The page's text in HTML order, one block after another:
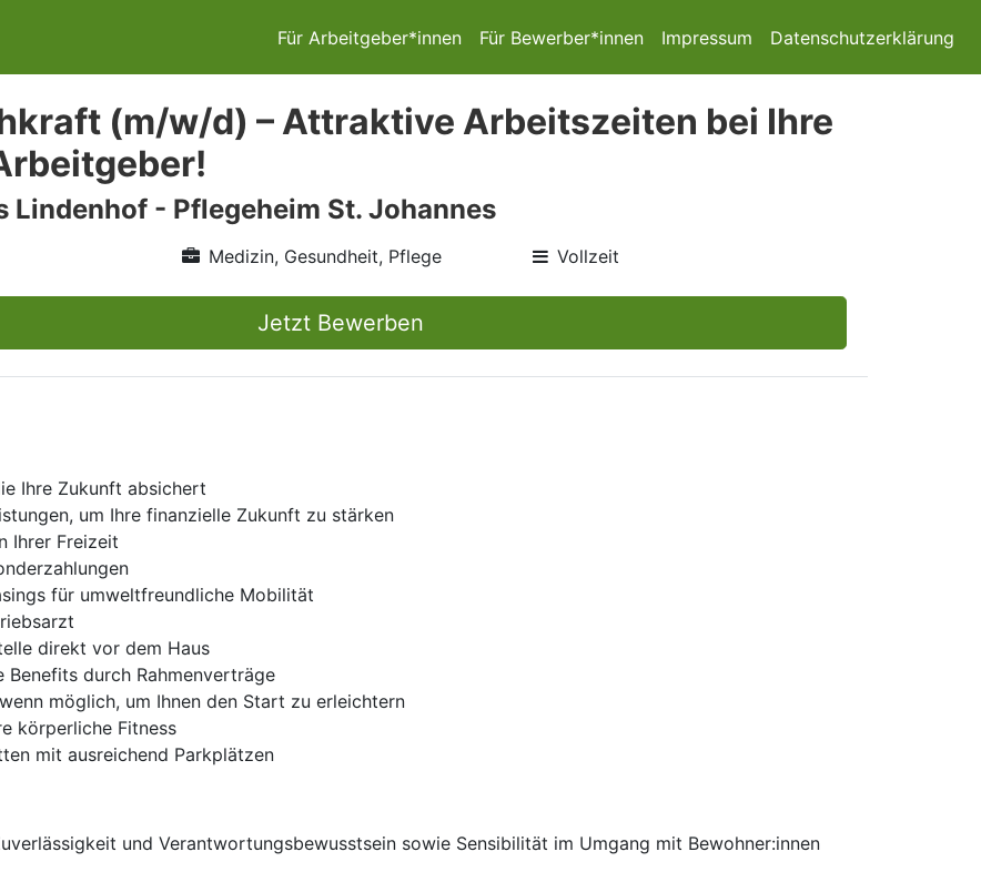
Für Arbeitgeber*innen Für Bewerber*innen Impressum Datenschutzerklärung
(m/w/d) – Attraktive Arbeitszeiten bei Ihre
Lindenhof - Pflegeheim St. Johannes
Medizin, Gesundheit, Pflege Vollzeit
Jetzt Bewerben
Ihre Zukunft absichert
um Ihre finanzielle Zukunft zu stärken
Ihrer Freizeit
für umweltfreundliche Mobilität
direkt vor dem Haus
durch Rahmenverträge
möglich, um Ihnen den Start zu erleichtern
körperliche Fitness
mit ausreichend Parkplätzen
und Verantwortungsbewusstsein sowie Sensibilität im Umgang mit Bewohner:innen